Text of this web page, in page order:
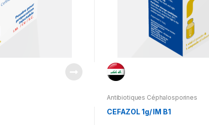
Antibiotiques Céphalosporines
CEFAZOL 1g/ IM B1